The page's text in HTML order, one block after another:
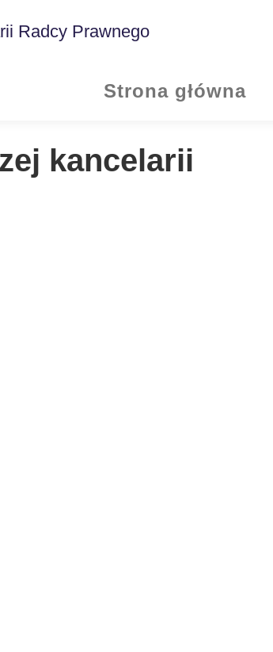
Strona główna
kancelarii